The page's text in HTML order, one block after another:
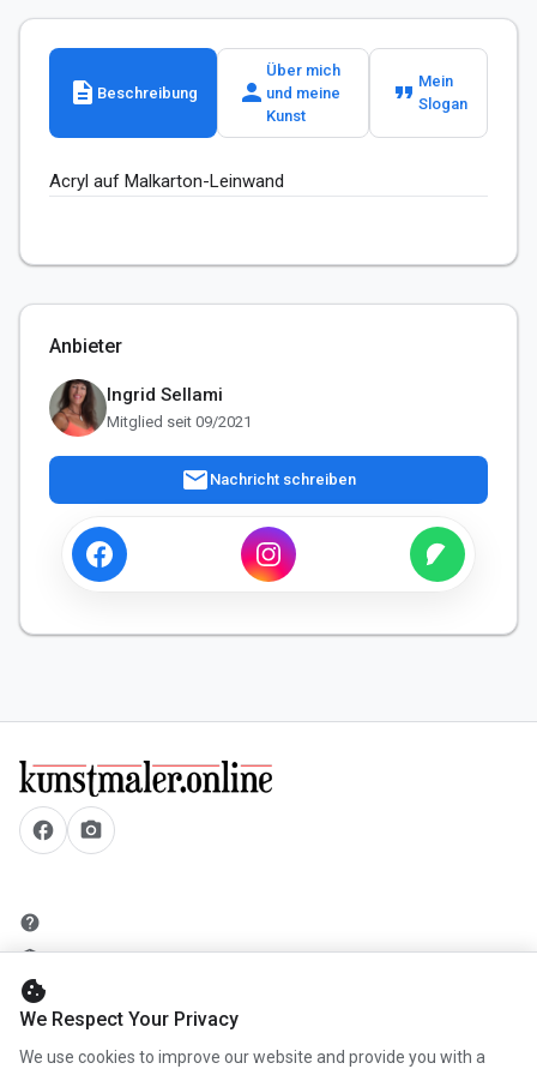
description Beschreibung person
Über mich
und meine
Kunst
format_quote Mein
Slogan
Acryl auf Malkarton-Leinwand
Anbieter
Ingrid Sellami
Mitglied seit 09/2021
mail Nachricht schreiben
facebook camera_alt
help
security
add_circle
mail
cookie
We Respect Your Privacy
We use cookies to improve our website and provide you with a